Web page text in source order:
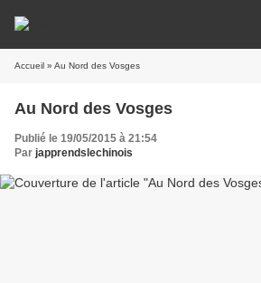
Accueil » Au Nord des Vosges
Au Nord des Vosges
Publié le 19/05/2015 à 21:54
Par japprendslechinois